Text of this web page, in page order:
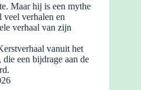
Maar hij is een mythe
verhalen en
verhaal van zijn
vanuit het
die een bijdrage aan de